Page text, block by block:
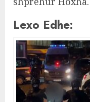
Lexo Edhe: